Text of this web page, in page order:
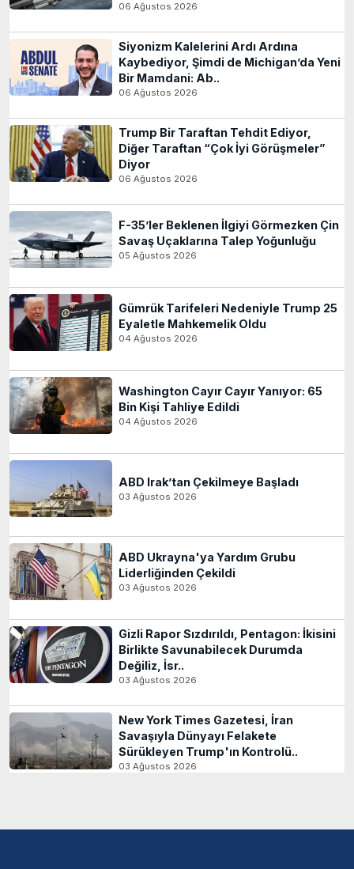
06 Ağustos 2026
Siyonizm Kalelerini Ardı Ardına
Kaybediyor, Şimdi de Michigan’da Yeni
Bir Mamdani: Ab..
06 Ağustos 2026
Trump Bir Taraftan Tehdit Ediyor,
Diğer Taraftan “Çok İyi Görüşmeler”
Diyor
06 Ağustos 2026
F-35’ler Beklenen İlgiyi Görmezken Çin
Savaş Uçaklarına Talep Yoğunluğu
05 Ağustos 2026
Gümrük Tarifeleri Nedeniyle Trump 25
Eyaletle Mahkemelik Oldu
04 Ağustos 2026
Washington Cayır Cayır Yanıyor: 65
Bin Kişi Tahliye Edildi
04 Ağustos 2026
ABD Irak’tan Çekilmeye Başladı
03 Ağustos 2026
ABD Ukrayna'ya Yardım Grubu
Liderliğinden Çekildi
03 Ağustos 2026
Gizli Rapor Sızdırıldı, Pentagon: İkisini
Birlikte Savunabilecek Durumda
Değiliz, İsr..
03 Ağustos 2026
New York Times Gazetesi, İran
Savaşıyla Dünyayı Felakete
Sürükleyen Trump'ın Kontrolü..
03 Ağustos 2026